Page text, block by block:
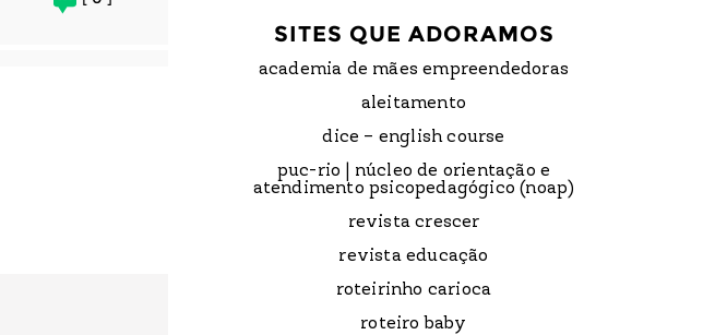
SITES QUE ADORAMOS
academia de mães empreendedoras
aleitamento
dice – english course
puc-rio | núcleo de orientação e
atendimento psicopedagógico (noap)
revista crescer
revista educação
roteirinho carioca
roteiro baby